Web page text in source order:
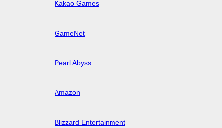
Kakao Games
GameNet
Pearl Abyss
Amazon
Blizzard Entertainment